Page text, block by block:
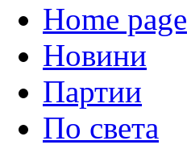
Home page
Новини
Партии
По света